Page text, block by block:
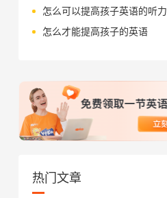
怎么可以提高孩子英语的听力
怎么才能提高孩子的英语
热门文章